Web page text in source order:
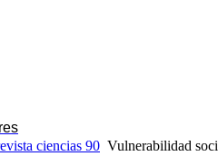
ciencias 90 Vulnerabilidad